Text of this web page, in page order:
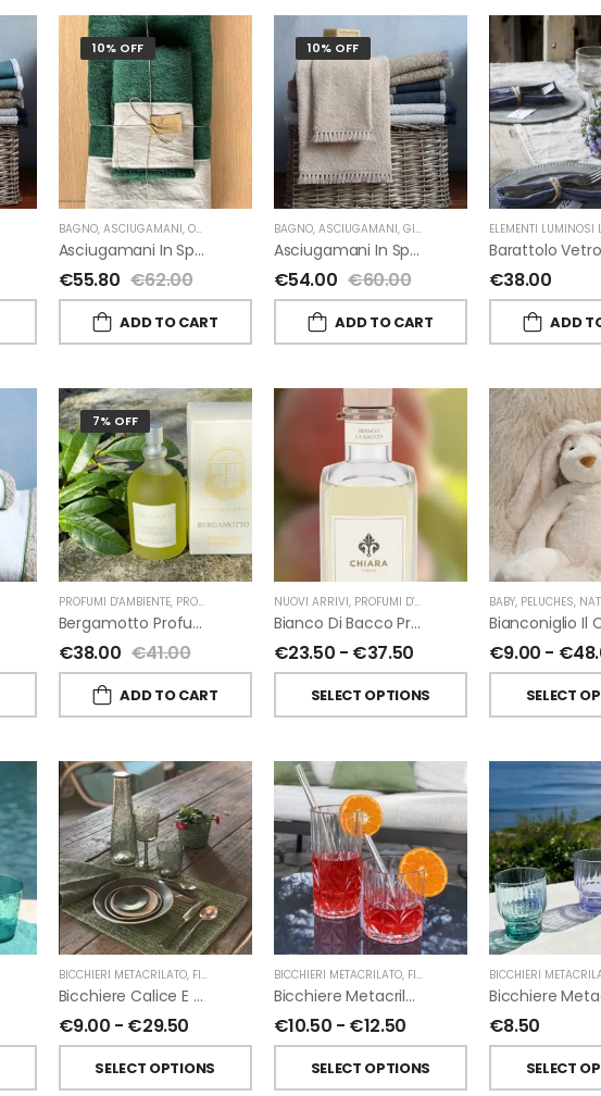
10% OFF
BAGNO, ASCIUGAMANI, OUTLET GIARDINO SEGRETO
Asciugamani In Spugna E Lino Di Giardino Segreto
€55.80 €62.00
ADD TO CART
10% OFF
BAGNO, ASCIUGAMANI, GIARDINO SEGRETO
Asciugamani In Spugna E Nappe Di Giardino Segreto
€54.00 €60.00
ADD TO CART
€38.00
ADD
7% OFF
PROFUMI D'AMBIENTE, PROFUMI D'AMBIENTE FIORIRA' UN GIARDINO ,FIORIRA' UN GIARDINO
Bergamotto Profumo D’ambiente Di Fiorirà Un Giardino
€38.00 €41.00
ADD TO CART
NUOVI ARRIVI, PROFUMI D'AMBIENTE PROFUMATORI A
Bianco Di Bacco Profumatori Per Ambiente A Bastoncini Di Chiara Firenze
€23.50 - €37.50
SELECT OPTIONS
BABY, PELUCHES,
€9.00 - €
SELECT
BICCHIERI METACRILATO, FIORIRA' UN GIARDINO
Bicchiere Calice E Bottiglia Metacrilati Effetto Martellato Verde Di Fiorirà Un Giardino
€9.00 - €29.50
SELECT OPTIONS
BICCHIERI METACRILATO, FIORIRA' UN GIARDINO
Bicchiere Metacrilato Diamante Di Fiorirà Un Giardino
€10.50 - €12.50
SELECT OPTIONS
BICCHIERI
€8.50
SELECT